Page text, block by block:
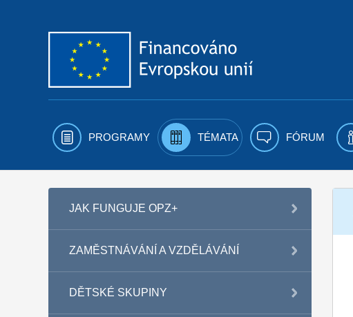
PROGRAMY TÉMATA FÓRUM
JAK FUNGUJE OPZ+
ZAMĚSTNÁVÁNÍ A VZDĚLÁVÁNÍ
DĚTSKÉ SKUPINY